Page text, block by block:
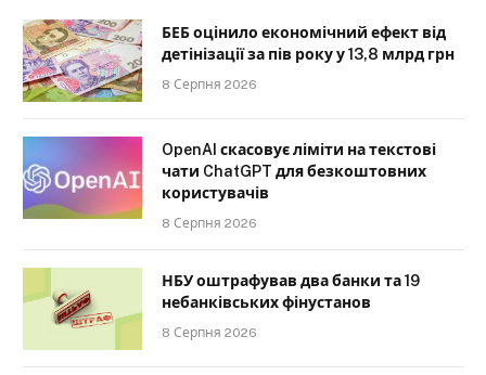
БЕБ оцінило економічний ефект від
детінізації за пів року у 13,8 млрд грн
8 Серпня 2026
OpenAI скасовує ліміти на текстові
чати ChatGPT для безкоштовних
користувачів
8 Серпня 2026
НБУ оштрафував два банки та 19
небанківських фінустанов
8 Серпня 2026